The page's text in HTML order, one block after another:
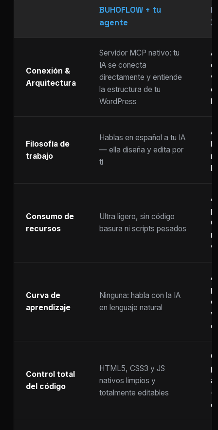
BUHOFLOW + tu
agente
Conexión &
Arquitectura
Servidor MCP nativo: tu
IA se conecta
directamente y entiende
la estructura de tu
WordPress
Filosofía de
trabajo
Hablas en español a tu IA
— ella diseña y edita por
ti
Consumo de
recursos
Ultra ligero, sin código
basura ni scripts pesados
Curva de
aprendizaje
Ninguna: habla con la IA
en lenguaje natural
Control total
del código
HTML5, CSS3 y JS
nativos limpios y
totalmente editables